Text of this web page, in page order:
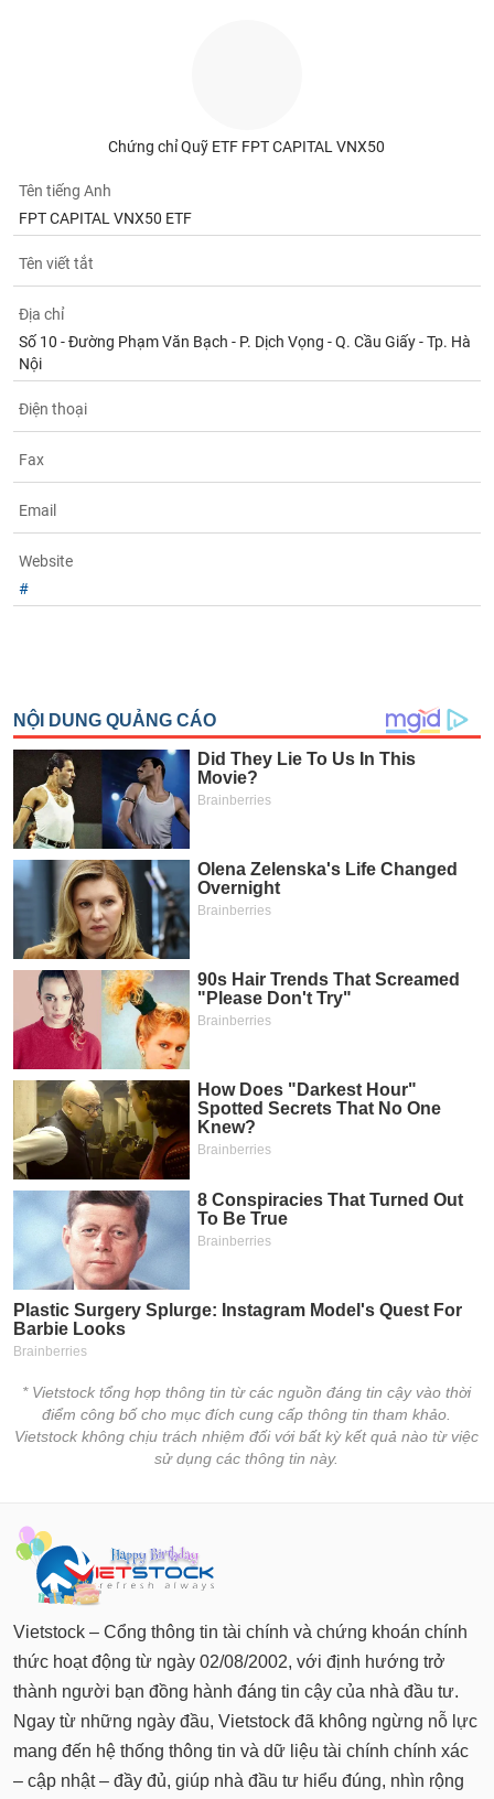
Chứng chỉ Quỹ ETF FPT CAPITAL VNX50
Tên tiếng Anh
FPT CAPITAL VNX50 ETF
Tên viết tắt
Địa chỉ
Số 10 - Đường Phạm Văn Bạch - P. Dịch Vọng - Q. Cầu Giấy - Tp. Hà
Nội
Điện thoại
Fax
Email
Website
#
* Vietstock tổng hợp thông tin từ các nguồn đáng tin cậy vào thời
điểm công bố cho mục đích cung cấp thông tin tham khảo.
Vietstock không chịu trách nhiệm đối với bất kỳ kết quả nào từ việc
sử dụng các thông tin này.
Vietstock – Cổng thông tin tài chính và chứng khoán chính
thức hoạt động từ ngày 02/08/2002, với định hướng trở
thành người bạn đồng hành đáng tin cậy của nhà đầu tư.
Ngay từ những ngày đầu, Vietstock đã không ngừng nỗ lực
mang đến hệ thống thông tin và dữ liệu tài chính chính xác
– cập nhật – đầy đủ, giúp nhà đầu tư hiểu đúng, nhìn rộng